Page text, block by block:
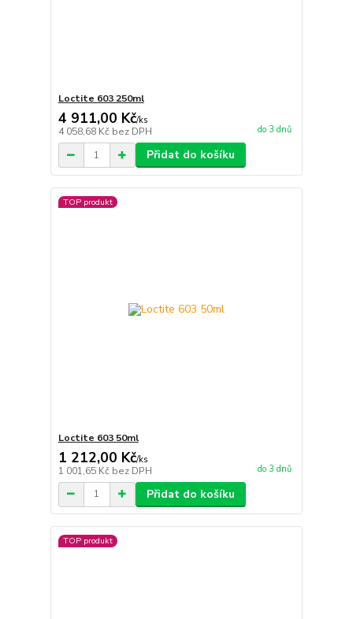
Loctite 603 250ml
4 911,00 Kč/ks
4 058,68 Kč bez DPH do 3 dnů
Přidat do košíku
TOP produkt
Loctite 603 50ml
1 212,00 Kč/ks
1 001,65 Kč bez DPH do 3 dnů
Přidat do košíku
TOP produkt